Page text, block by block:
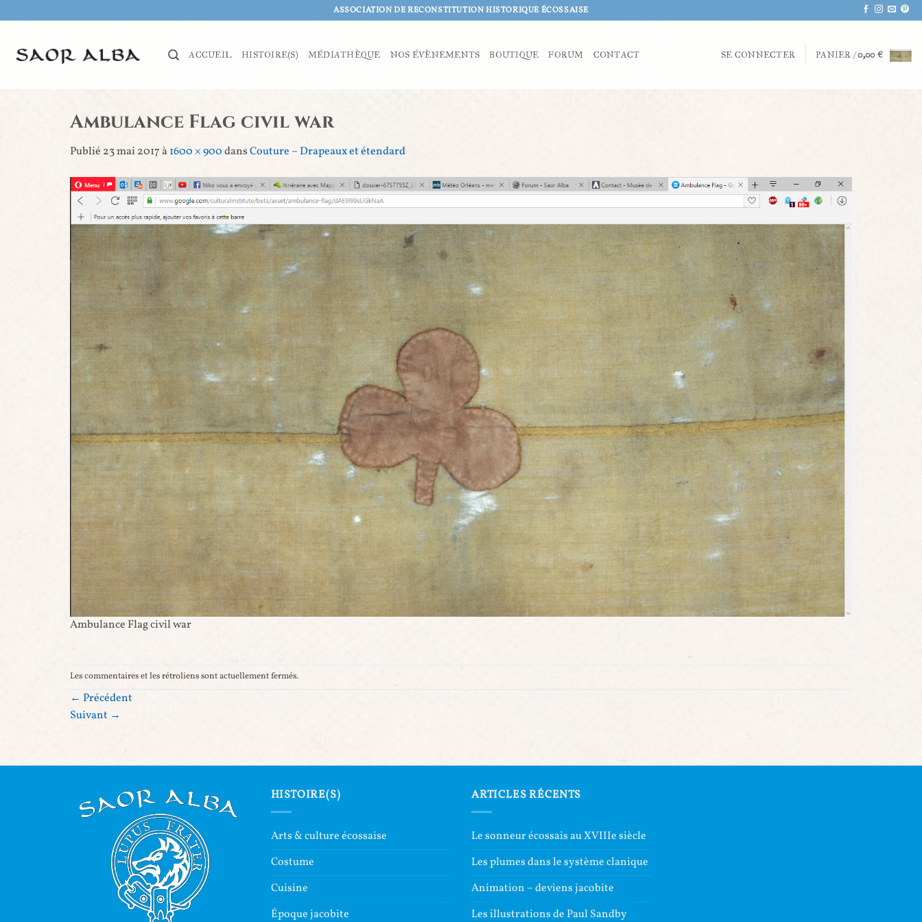
au
ASSOCIATION DE RECONSTITUTION HISTORIQUE ÉCOSSAISE
ACCUEIL HISTOIRE(S) MÉDIATHÈQUE NOS ÉVÈNEMENTS BOUTIQUE FORUM CONTACT SE CONNECTER PANIER /0,00€
Ambulance Flag civil war
Publié 23 mai 2017à1600 × 900dansCouture – Drapeaux et étendard
Ambulance Flag civil war
Les commentaires et les rétroliens sont actuellement fermés.
← Précédent
Suivant →
HISTOIRE(S)
Arts & culture écossaise
Costume
Cuisine
Époque jacobite
ARTICLES RÉCENTS
Le sonneur écossais au XVIIIe siècle
Les plumes dans le système clanique
Animation – deviens jacobite
Les illustrations de Paul Sandby